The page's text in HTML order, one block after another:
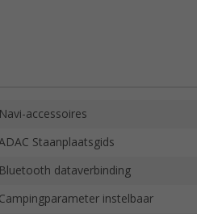
Navi-accessoires
Staanplaatsgids
Bluetooth dataverbinding
Campingparameter instelbaar